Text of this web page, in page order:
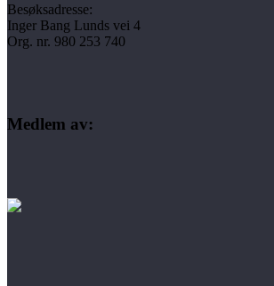
Besøksadresse:
Inger Bang Lunds vei 4
Org. nr. 980 253 740
Medlem av: